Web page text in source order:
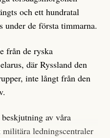
och ett hundratal
under de första timmarna.
från de ryska
där Ryssland den
inte långt från den
av våra
ledningscentraler